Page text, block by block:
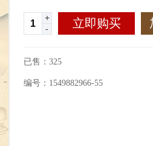
+
-
立即购买
已售：325
编号：1549882966-55